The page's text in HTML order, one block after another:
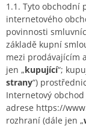
1.1. Tyto obchodní
internetového
povinnosti
základě kupní
mezi prodávajícím
jen „kupující“;
strany“)
Internetový
adrese https://
rozhraní (dále jen „